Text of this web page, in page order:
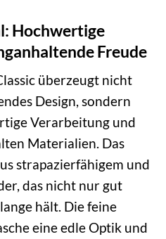
Hochwertige
Freude
überzeugt nicht
Design, sondern
Verarbeitung und
Materialien. Das
strapazierfähigem und
das nicht nur gut
hält. Die feine
eine edle Optik und